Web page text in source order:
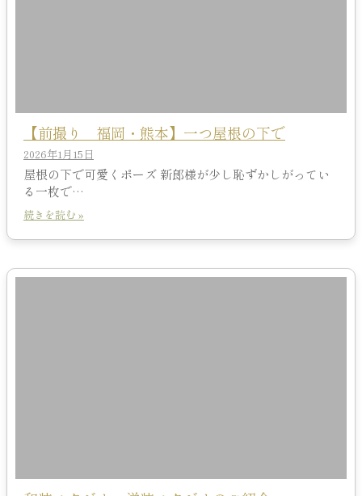
【前撮り 福岡・熊本】一つ屋根の下で
2026年1月15日
屋根の下で可愛くポーズ 新郎様が少し恥ずかしがってい
る一枚で…
続きを読む »